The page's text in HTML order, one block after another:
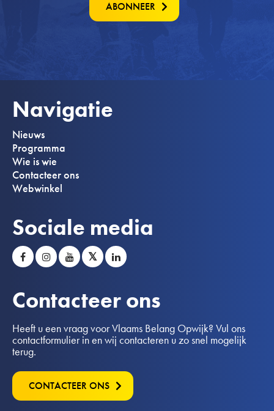
ABONNEER
Navigatie
Nieuws
Programma
Wie is wie
Contacteer ons
Webwinkel
Sociale media
𝕏
Contacteer ons
Heeft u een vraag voor Vlaams Belang Opwijk? Vul ons
contactformulier in en wij contacteren u zo snel mogelijk
terug.
CONTACTEER ONS